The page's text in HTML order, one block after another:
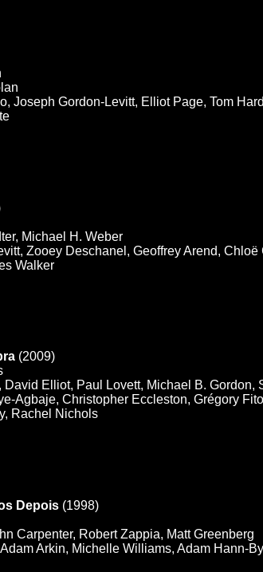
Joseph Gordon-Levitt, Elliot Page, Tom
Michael H. Weber
Zooey Deschanel, Geoffrey Arend,
Walker
(2009)
David Elliot, Paul Lovett, Michael B. Gordon,
Agbaje, Christopher Eccleston, Grégory
Rachel Nichols
Depois (1998)
Carpenter, Robert Zappia, Matt Greenberg
Arkin, Michelle Williams, Adam Hann-